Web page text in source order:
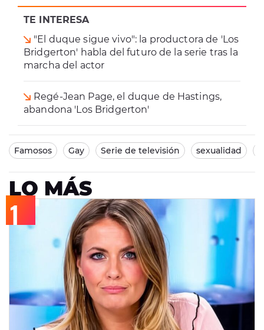
TE INTERESA
"El duque sigue vivo": la productora de 'Los
Bridgerton' habla del futuro de la serie tras la
marcha del actor
Regé-Jean Page, el duque de Hastings,
abandona 'Los Bridgerton'
Famosos Gay Serie de televisión sexualidad
LO MÁS